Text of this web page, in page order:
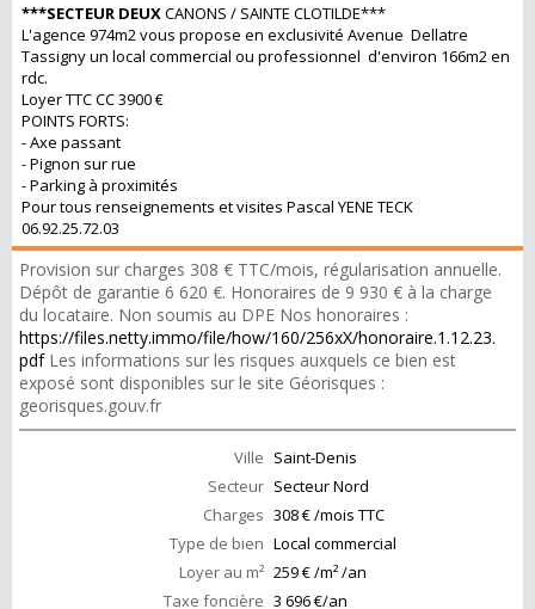
***SECTEUR DEUXCANONS / SAINTE CLOTILDE***
L'agence 974m2 vous propose en exclusivité Avenue Dellatre
Tassigny un local commercial ou professionnel d'environ 166m2 en
rdc.
Loyer TTC CC 3900 €
POINTS FORTS:
- Axe passant
- Pignon sur rue
- Parking à proximités
Pour tous renseignements et visites Pascal YENE TECK
06.92.25.72.03
Provision sur charges 308 € TTC/mois, régularisation annuelle.
Dépôt de garantie 6 620 €. Honoraires de 9 930 € à la charge
du locataire. Non soumis au DPE Nos honoraires :
https://files.netty.immo/file/how/160/256xX/honoraire.1.12.23.
pdfLes informations sur les risques auxquels ce bien est
exposé sont disponibles sur le site Géorisques :
georisques.gouv.fr
Ville Saint-Denis
Secteur Secteur Nord
Charges 308 € /mois TTC
Type de bien Local commercial
Loyer au m² 259 € /m² /an
Taxe foncière 3 696 €/an